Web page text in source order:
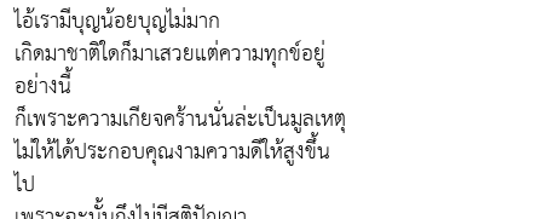
ไอ้เรามีบุญน้อยบุญไม่มาก
เกิดมาชาติใดก็มาเสวยแต่ความทุกข์อยู่
อย่างนี้
ก็เพราะความเกียจคร้านนั่นล่ะเป็นมูลเหตุ
ไม่ให้ได้ประกอบคุณงามความดีให้สูงขึ้น
ไป